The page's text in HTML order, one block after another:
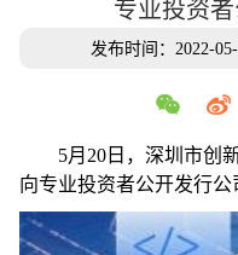
专业投资
发布时间：2022-
5月20日，深圳市创
向专业投资者公开发行公